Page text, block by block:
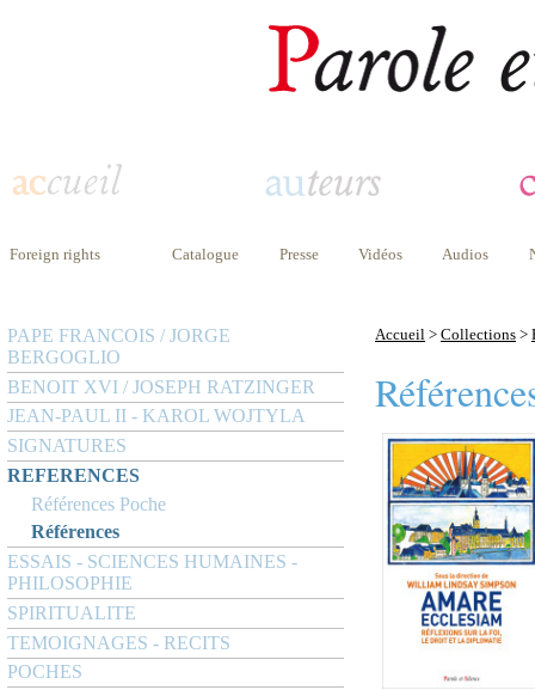
Foreign rights Catalogue Presse Vidéos Audios
PAPE FRANCOIS / JORGE
BERGOGLIO
BENOIT XVI / JOSEPH RATZINGER
JEAN-PAUL II - KAROL WOJTYLA
SIGNATURES
REFERENCES
Références Poche
Références
ESSAIS - SCIENCES HUMAINES -
PHILOSOPHIE
SPIRITUALITE
TEMOIGNAGES - RECITS
POCHES
Accueil > Collections >